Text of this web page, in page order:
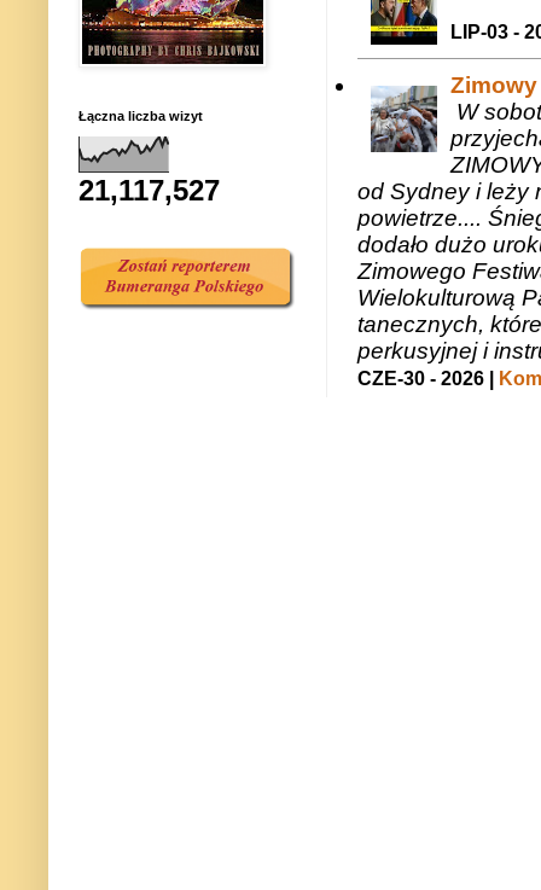
LIP-03 -
W
od Sydney i leży
powietrze....
dodało dużo
Zimowego
Wielokulturową
tanecznych,
perkusyjnej i
CZE-30 - 2026 |
Łączna liczba wizyt
21,117,527